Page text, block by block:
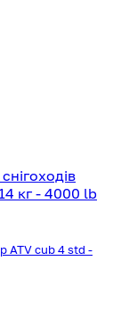
ATV cub 4 std -